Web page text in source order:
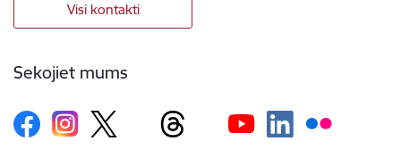
Visi kontakti
Sekojiet mums